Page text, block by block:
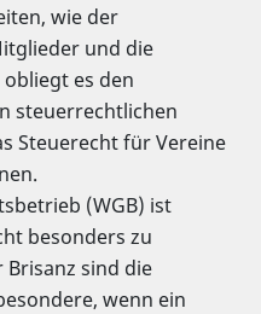
wie der
und die
es den
steuerrechtlichen
Steuerecht für Vereine
(WGB) ist
besonders zu
sind die
wenn ein